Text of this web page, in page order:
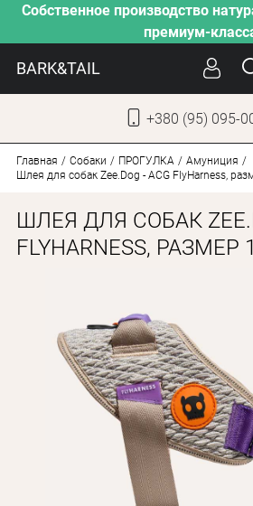
Собственное производство
премиум-
BARK&TAIL
+380 (95) 095-
УХОД
ЗАБОТА
НОВИНКИ
АКЦИИ
ДЛЯ
Оплата и
Программа
Главная Собаки ПРОГУЛКА
Амуниция
Шлея для собак Zee.Dog - ACG FlyHarness,
ШЛЕЯ ДЛЯ СОБАК
FLYHARNESS, РАЗМЕР 1